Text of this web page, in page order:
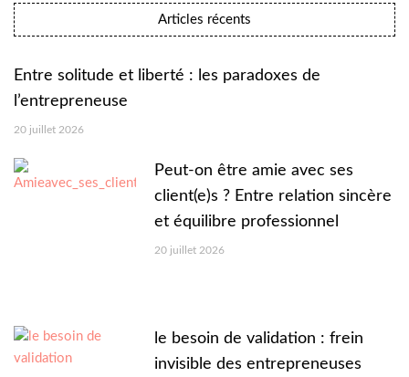
Articles récents
Entre solitude et liberté : les paradoxes de
l’entrepreneuse
20 juillet 2026
Peut-on être amie avec ses
client(e)s ? Entre relation sincère
et équilibre professionnel
20 juillet 2026
le besoin de validation : frein
invisible des entrepreneuses